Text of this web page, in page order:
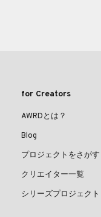
for Creators
AWRDとは？
Blog
プロジェクトをさがす
クリエイター一覧
シリーズプロジェクト